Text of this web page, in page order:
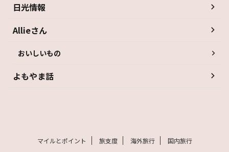
日光情報
Allieさん
おいしいもの
よもやま話
マイルとポイント 旅支度 海外旅行 国内旅行